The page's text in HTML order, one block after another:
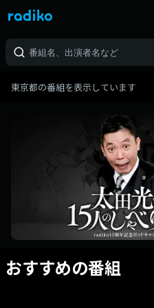
東京都の番組を表示しています
おすすめの番組